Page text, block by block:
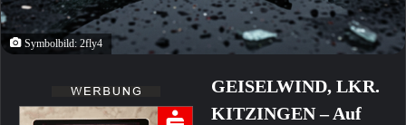
Symbolbild: 2fly4
GEISELWIND, LKR.
KITZINGEN – Auf